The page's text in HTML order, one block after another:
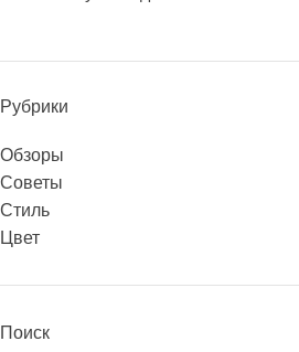
Рубрики
Обзоры
Советы
Стиль
Цвет
Поиск